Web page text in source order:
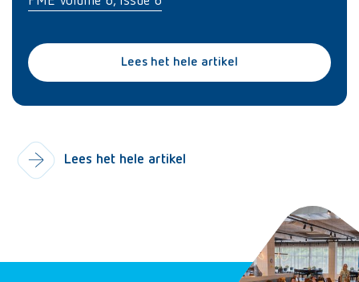
Lees het hele artikel
Lees het hele artikel